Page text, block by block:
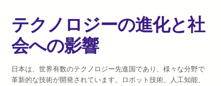
テクノロジーの進化と社
会への影響
日本は、世界有数のテクノロジー先進国であり、様々な分野で
革新的な技術が開発されています。ロボット技術、人工知能、